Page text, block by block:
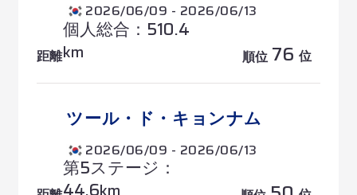
2026/06/09 - 2026/06/13
距離
個人総合：510.4
km 順位 76 位
ツール・ド・キョンナム
2026/06/09 - 2026/06/13
第5ステージ：